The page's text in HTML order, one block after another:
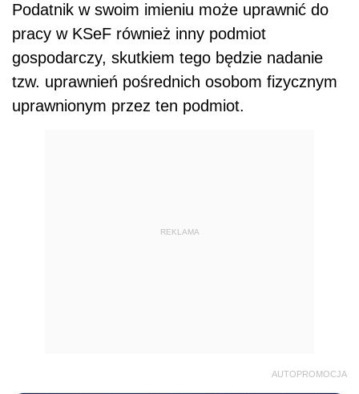
Podatnik w swoim imieniu może uprawnić do
pracy w KSeF również inny podmiot
gospodarczy, skutkiem tego będzie nadanie
tzw. uprawnień pośrednich osobom fizycznym
uprawnionym przez ten podmiot.
REKLAMA
AUTOPROMOCJA